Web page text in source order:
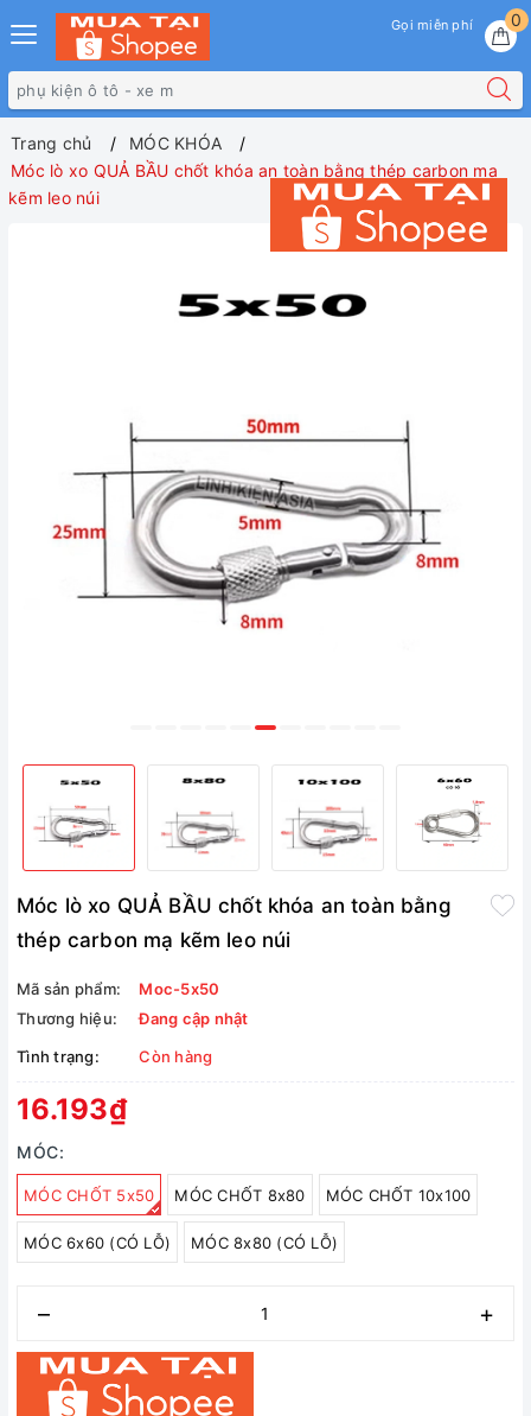
0
Gọi miễn phí
Trang chủ
MÓC KHÓA
Móc lò xo QUẢ BẦU chốt khóa an toàn bằng thép carbon mạ
kẽm leo ​​núi
Móc lò xo QUẢ BẦU chốt khóa an toàn bằng
thép carbon mạ kẽm leo ​​núi
Mã sản phẩm:
Moc-5x50
Thương hiệu:
Đang cập nhật
Tình trạng:
Còn hàng
16.193₫
MÓC:
MÓC CHỐT 5x50 MÓC CHỐT 8x80 MÓC CHỐT 10x100
MÓC 6x60 (CÓ LỖ) MÓC 8x80 (CÓ LỖ)
– +